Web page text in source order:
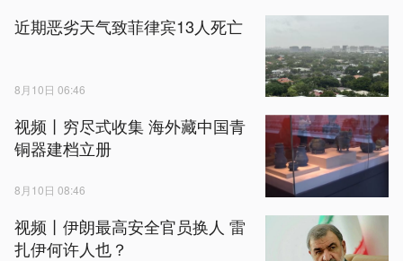
近期恶劣天气致菲律宾13人死亡
8月10日 06:46
视频丨穷尽式收集 海外藏中国青
铜器建档立册
8月10日 08:46
视频丨伊朗最高安全官员换人 雷
扎伊何许人也？